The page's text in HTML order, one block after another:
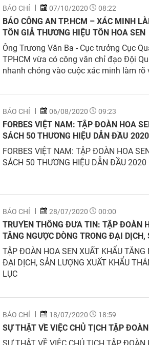
BÁO CHÍ 07/10/2020 08:22
BÁO CÔNG AN TP.HCM – XÁC MINH
TÔN GIẢ THƯƠNG HIỆU TÔN HOA SEN
Ông Trương Văn Ba - Cục trưởng Cục
TPHCM vừa có công văn chỉ đạo Đội
nhanh chóng vào cuộc xác minh làm rõ
BÁO CHÍ 06/08/2020 09:23
FORBES VIỆT NAM: TẬP ĐOÀN HOA
SÁCH 50 THƯƠNG HIỆU DẪN ĐẦU 2020
FORBES VIỆT NAM: TẬP ĐOÀN HOA
SÁCH 50 THƯƠNG HIỆU DẪN ĐẦU 2020
BÁO CHÍ 28/07/2020 00:00
TRUYỀN THÔNG ĐƯA TIN: TẬP ĐOÀN
TĂNG NGƯỢC DÒNG TRONG ĐẠI
KHẨU THÁNG 7/2020 CAO KỶ LỤC
TẬP ĐOÀN HOA SEN XUẤT KHẨU TĂNG
ĐẠI DỊCH, SẢN LƯỢNG XUẤT KHẨU
LỤC
BÁO CHÍ 18/07/2020 18:59
SỰ THẬT VỀ VIỆC CHỦ TỊCH TẬP
SỰ THẬT VỀ VIỆC CHỦ TỊCH TẬP ĐOÀN